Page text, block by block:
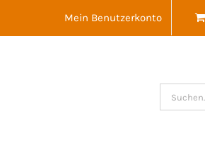
Mein Benutzerkonto
Suche
nach: